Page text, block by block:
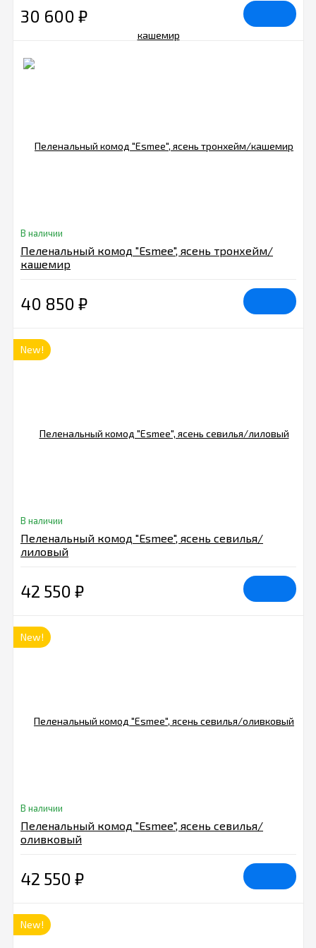
30 600 ₽
В наличии
Пеленальный комод "Esmee", ясень тронхейм/
кашемир
40 850 ₽
New!
В наличии
Пеленальный комод "Esmee", ясень севилья/
лиловый
42 550 ₽
New!
В наличии
Пеленальный комод "Esmee", ясень севилья/
оливковый
42 550 ₽
New!